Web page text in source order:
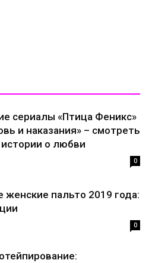
сериалы «Птица Феникс»
и наказания» – смотреть
о любви
0
пальто 2019 года:
0